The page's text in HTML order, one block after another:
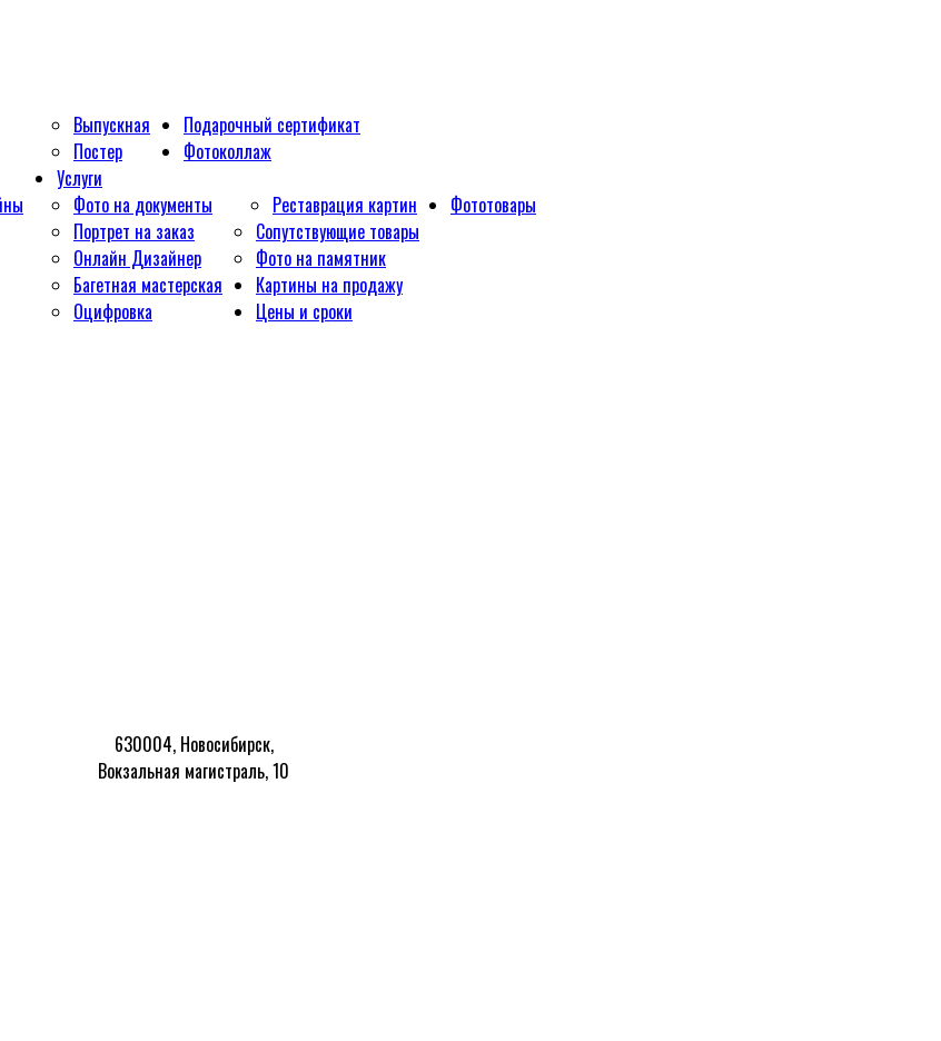
Выпускная
Постер
Подарочный сертификат
Фотоколлаж
Услуги
Фото на документы
Портрет на заказ
Онлайн Дизайнер
Багетная мастерская
Оцифровка
Реставрация картин
Фототовары
Сопутствующие товары
Фото на памятник
Картины на продажу
Цены и сроки
630004, Новосибирск,
Вокзальная магистраль, 10